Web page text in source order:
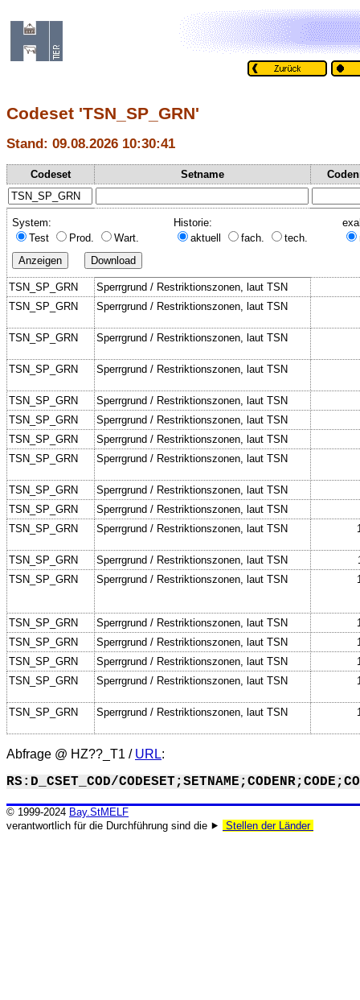
Codeset 'TSN_SP_GRN'
Stand: 09.08.2026 10:30:41
Codeset Setname
System:
Test
Prod. Wart.
Historie:
aktuell
fach. tech.
TSN_SP_GRN
Sperrgrund / Restriktionszonen, laut TSN
TSN_SP_GRN
Sperrgrund / Restriktionszonen, laut TSN
TSN_SP_GRN Sperrgrund / Restriktionszonen, laut TSN
TSN_SP_GRN Sperrgrund / Restriktionszonen, laut TSN
TSN_SP_GRN
Sperrgrund / Restriktionszonen, laut TSN
TSN_SP_GRN
Sperrgrund / Restriktionszonen, laut TSN
TSN_SP_GRN
Sperrgrund / Restriktionszonen, laut TSN
TSN_SP_GRN
Sperrgrund / Restriktionszonen, laut TSN
TSN_SP_GRN
Sperrgrund / Restriktionszonen, laut TSN
TSN_SP_GRN
Sperrgrund / Restriktionszonen, laut TSN
TSN_SP_GRN
Sperrgrund / Restriktionszonen, laut TSN
TSN_SP_GRN Sperrgrund / Restriktionszonen, laut TSN
TSN_SP_GRN
Sperrgrund / Restriktionszonen, laut TSN
TSN_SP_GRN Sperrgrund / Restriktionszonen, laut TSN
TSN_SP_GRN
Sperrgrund / Restriktionszonen, laut TSN
TSN_SP_GRN
Sperrgrund / Restriktionszonen, laut TSN
TSN_SP_GRN
Sperrgrund / Restriktionszonen, laut TSN
TSN_SP_GRN Sperrgrund / Restriktionszonen, laut TSN
Abfrage @ HZ??_T1 / URL:
RS:D_CSET_COD/
© 1999-2024 Bay.StMELF
verantwortlich für die Durchführung sind die ⯈
Stellen der Länder